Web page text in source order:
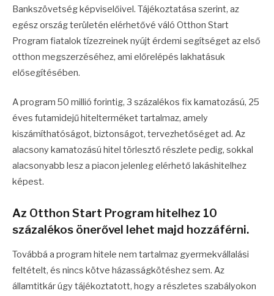
Bankszövetség képviselőivel. Tájékoztatása szerint, az
egész ország területén elérhetővé váló Otthon Start
Program fiatalok tízezreinek nyújt érdemi segítséget az első
otthon megszerzéséhez, ami előrelépés lakhatásuk
elősegítésében.
A program 50 millió forintig, 3 százalékos fix kamatozású, 25
éves futamidejű hitelterméket tartalmaz, amely
kiszámíthatóságot, biztonságot, tervezhetőséget ad. Az
alacsony kamatozású hitel törlesztő részlete pedig, sokkal
alacsonyabb lesz a piacon jelenleg elérhető lakáshitelhez
képest.
Az Otthon Start Program hitelhez 10
százalékos önerővel lehet majd hozzáférni.
Továbbá a program hitele nem tartalmaz gyermekvállalási
feltételt, és nincs kötve házasságkötéshez sem. Az
államtitkár úgy tájékoztatott, hogy a részletes szabályokon